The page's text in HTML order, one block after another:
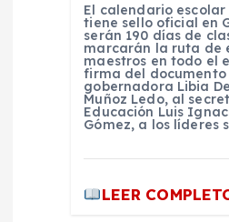
El calendario escolar
tiene sello oficial en
serán 190 días de
marcarán la ruta de
maestros en todo el
firma del documento
gobernadora Libia
Muñoz Ledo, al
Educación Luis
Gómez, a los líderes
LEER